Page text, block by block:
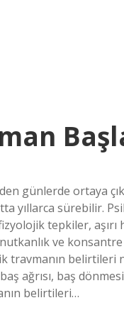
günlerde ortaya
yıllarca sürebilir.
tepkiler, aşırı
ve
belirtileri
ağrısı, baş
belirtileri…